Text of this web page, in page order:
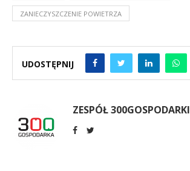
ZANIECZYSZCZENIE POWIETRZA
UDOSTĘPNIJ
ZESPÓŁ 300GOSPODARKI